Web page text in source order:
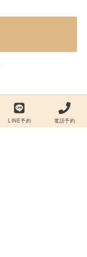
LINE予約 電話予約